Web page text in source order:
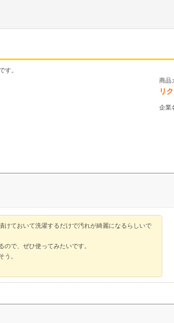
す。
商品
リ
企業
けておいて洗濯するだけで汚れが綺麗になるらしいで
で、ぜひ使ってみたいです。
う。